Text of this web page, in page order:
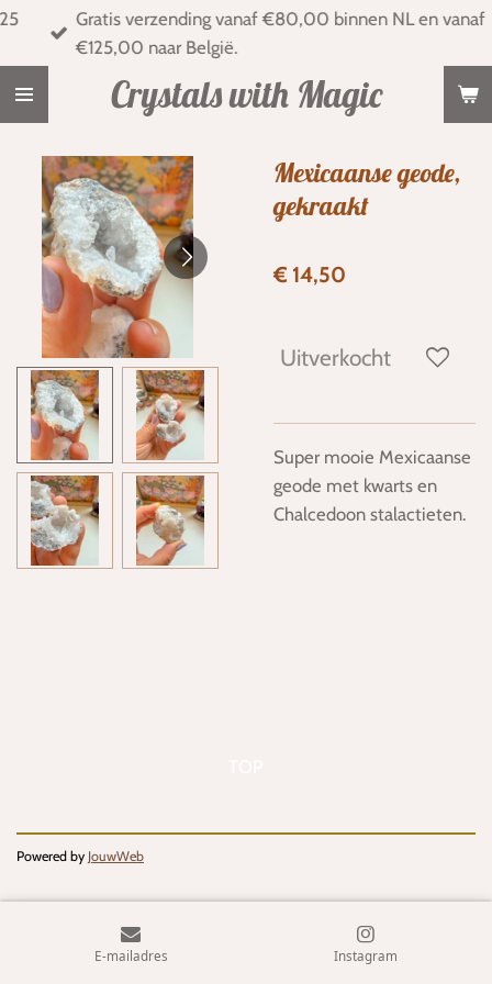
Ga
Crystals with Magic
Gratis verzending vanaf €80,00 binnen NL en vanaf
€125,00 naar België.
Mexicaanse geode,
gekraakt
€ 14,50
Uitverkocht
Super mooie Mexicaanse
geode met kwarts en
Chalcedoon stalactieten.
Powered by JouwWeb
E-mailadres Instagram